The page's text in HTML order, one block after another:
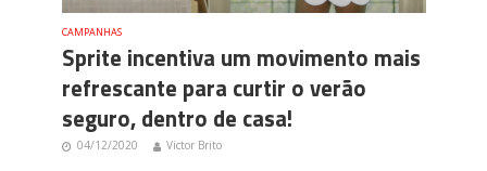
CAMPANHAS
Sprite incentiva um movimento mais
refrescante para curtir o verão
seguro, dentro de casa!
04/12/2020 Victor Brito